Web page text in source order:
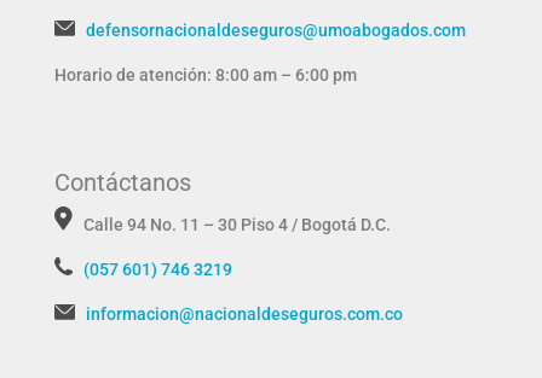
defensornacionaldeseguros@umoabogados.com
Horario de atención: 8:00 am – 6:00 pm
Contáctanos
Calle 94 No. 11 – 30 Piso 4 / Bogotá D.C.
(057 601) 746 3219
informacion@nacionaldeseguros.com.co